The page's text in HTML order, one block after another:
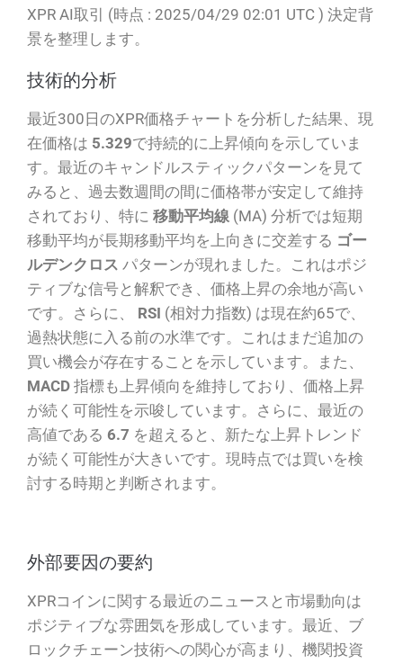
XPR AI取引 (時点 : 2025/04/29 02:01 UTC ) 決定背
景を整理します。
技術的分析
最近300日のXPR価格チャートを分析した結果、現
在価格は 5.329で持続的に上昇傾向を示していま
す。最近のキャンドルスティックパターンを見て
みると、過去数週間の間に価格帯が安定して維持
されており、特に 移動平均線 (MA) 分析では短期
移動平均が長期移動平均を上向きに交差する ゴー
ルデンクロス パターンが現れました。これはポジ
ティブな信号と解釈でき、価格上昇の余地が高い
です。さらに、 RSI (相対力指数) は現在約65で、
過熱状態に入る前の水準です。これはまだ追加の
買い機会が存在することを示しています。また、
MACD 指標も上昇傾向を維持しており、価格上昇
が続く可能性を示唆しています。さらに、最近の
高値である 6.7 を超えると、新たな上昇トレンド
が続く可能性が大きいです。現時点では買いを検
討する時期と判断されます。
外部要因の要約
XPRコインに関する最近のニュースと市場動向は
ポジティブな雰囲気を形成しています。最近、ブ
ロックチェーン技術への関心が高まり、機関投資